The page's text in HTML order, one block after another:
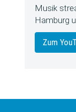
Musik
Hamburg
Zum